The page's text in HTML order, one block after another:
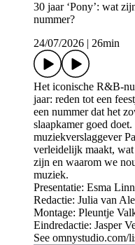
30 jaar ‘Pony’: wat
nummer?
24/07/2026
26min
Het iconische R&B-
jaar: reden tot een
een nummer dat het
slaapkamer goed
muziekverslaggever
verleidelijk maakt, wat
zijn en waarom we
muziek.
Presentatie: Esma
Redactie: Julia van
Montage: Pleuntje
Eindredactie: Jasper
See omnystudio.com/